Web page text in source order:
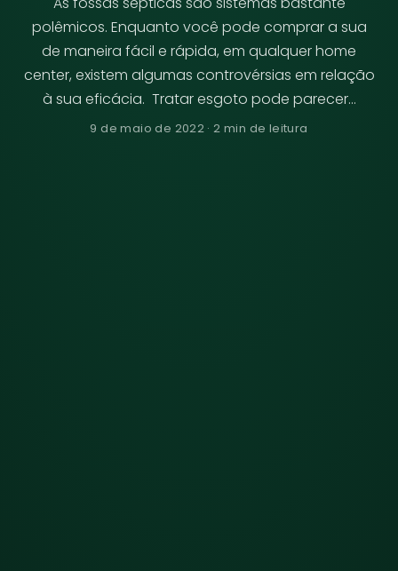
polêmicos. Enquanto você pode comprar a sua
de maneira fácil e rápida, em qualquer home
center, existem algumas controvérsias em relação
à sua eficácia. Tratar esgoto pode parecer…
9 de maio de 2022 · 2 min de leitura